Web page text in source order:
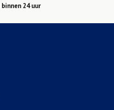
binnen 24 uur